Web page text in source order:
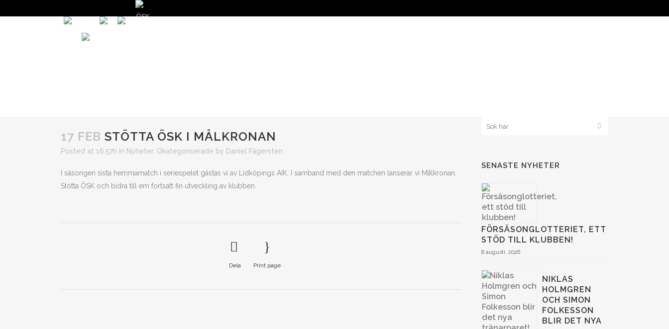
17 FEB STÖTTA ÖSK I MÅLKRONAN
Posted at 16:57h in Nyheter, Okategoriserade by Daniel Fägersten
I säsongen sista hemmamatch i seriespelet gästas vi av Lidköpings AIK. I samband med den matchen lanserar vi Målkronan.
Stötta ÖSK och bidra till em fortsatt fin utveckling av klubben.
Dela Print page
SENASTE NYHETER
FÖRSÄSONGLOTTERIET, ETT
STÖD TILL KLUBBEN!
8 augusti, 2026
NIKLAS
HOLMGREN
OCH SIMON
FOLKESSON
BLIR DET NYA